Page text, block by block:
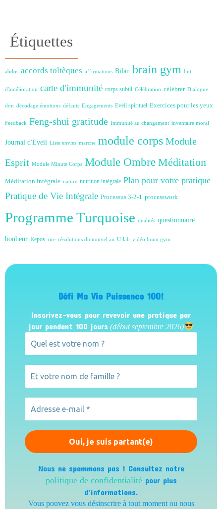
Étiquettes
abdos accords toltèques affirmations Bilan brain gym but
d'amélioration carte d'immunité corps subtil Célébration célébrer Dialogue
don décodage émotions défauts Engagements Eveil spirituel Exercices pour les yeux
Feedback Feng-shui gratitude Immunité au changement inventaire moral
Journal d'Eveil Liste envies marche module corps Module
Esprit Module Minute Corps Module Ombre Méditation
Méditation intégrale nature nutrition intégrale Plan pour votre pratique
Pratique de Vie Intégrale Processus 3-2-1 processwork
Programme Turquoise qualités questionnaire
bonheur Repos rire résolutions du nouvel an U-lab vidéo brain gym
Défi Ma Vie Puissance 100!
Inscrivez-vous pour revevoir une pratique par
jour pendant 100 jours (début septembre 2026)
Nous ne spammons pas ! Consultez notre
politique de confidentialitépour plus
d’informations.
Vous pouvez vous désinscrire à tout moment ou nous